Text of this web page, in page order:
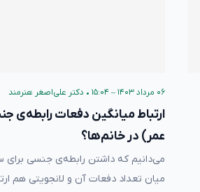
۰۶ مرداد ۱۴۰۳ – ۱۵:۰۴ • دکتر علی‌اصغر هنرمند
ارتباط میانگین دفعات رابطه‌ی
عمر) در خانم‌ها؟
می‌دانیم که داشتن رابطه‌ی جنسی برای
میان تعداد دفعات آن و لانجویتی هم